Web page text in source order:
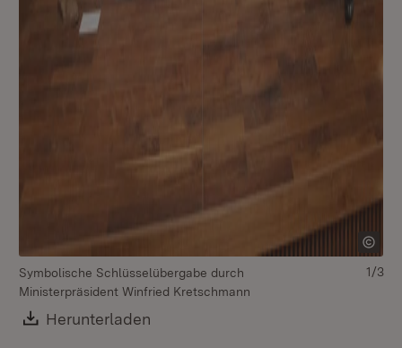
Symbolische Schlüsselübergabe durch
Ministerpräsident Winfried Kretschmann
Download:
Herunterladen
1/3